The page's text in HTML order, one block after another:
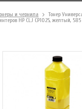
и чернила
Тонер
HP CLJ CP1025, желтый,